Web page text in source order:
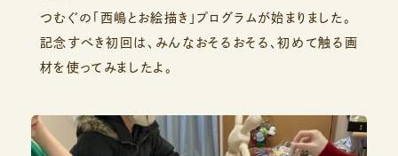
つむぐの「西嶋とお絵描き」プログラムが始まりました。
記念すべき初回は、みんなおそるおそる、初めて触る画
材を使ってみましたよ。